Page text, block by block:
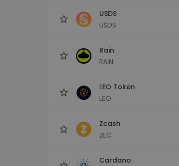
USDS
USDS
Rain
RAIN
LEO Token
LEO
Zcash
ZEC
Cardano